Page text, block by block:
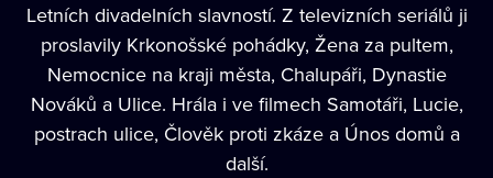
Letních divadelních slavností. Z televizních seriálů ji
proslavily Krkonošské pohádky, Žena za pultem,
Nemocnice na kraji města, Chalupáři, Dynastie
Nováků a Ulice. Hrála i ve filmech Samotáři, Lucie,
postrach ulice, Člověk proti zkáze a Únos domů a
další.